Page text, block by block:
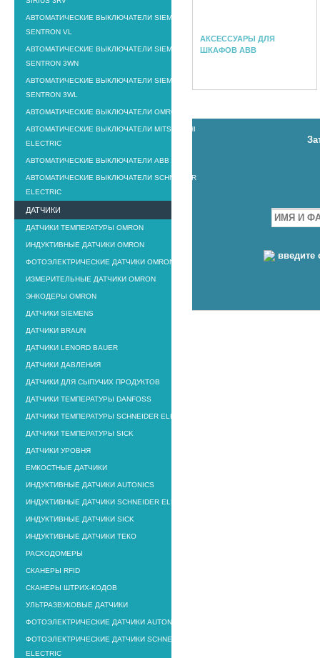
АВТОМАТИЧЕСКИЕ ВЫКЛЮЧАТЕЛИ SIEMENS
SENTRON VL
АВТОМАТИЧЕСКИЕ ВЫКЛЮЧАТЕЛИ SIEMENS
SENTRON 3WN
АВТОМАТИЧЕСКИЕ ВЫКЛЮЧАТЕЛИ SIEMENS
SENTRON 3WL
АВТОМАТИЧЕСКИЕ ВЫКЛЮЧАТЕЛИ OMRON
АВТОМАТИЧЕСКИЕ ВЫКЛЮЧАТЕЛИ MITSUBISHI
ELECTRIC
АВТОМАТИЧЕСКИЕ ВЫКЛЮЧАТЕЛИ ABB
АВТОМАТИЧЕСКИЕ ВЫКЛЮЧАТЕЛИ SCHNEIDER
ELECTRIC
ДАТЧИКИ
ДАТЧИКИ ТЕМПЕРАТУРЫ OMRON
ИНДУКТИВНЫЕ ДАТЧИКИ OMRON
ФОТОЭЛЕКТРИЧЕСКИЕ ДАТЧИКИ OMRON
ИЗМЕРИТЕЛЬНЫЕ ДАТЧИКИ OMRON
ЭНКОДЕРЫ OMRON
ДАТЧИКИ SIEMENS
ДАТЧИКИ BRAUN
ДАТЧИКИ LENORD BAUER
ДАТЧИКИ ДАВЛЕНИЯ
ДАТЧИКИ ДЛЯ СЫПУЧИХ ПРОДУКТОВ
ДАТЧИКИ ТЕМПЕРАТУРЫ DANFOSS
ДАТЧИКИ ТЕМПЕРАТУРЫ SCHNEIDER ELECTRIIC
ДАТЧИКИ ТЕМПЕРАТУРЫ SICK
ДАТЧИКИ УРОВНЯ
ЕМКОСТНЫЕ ДАТЧИКИ
ИНДУКТИВНЫЕ ДАТЧИКИ AUTONICS
ИНДУКТИВНЫЕ ДАТЧИКИ SCHNEIDER ELECTRIC
ИНДУКТИВНЫЕ ДАТЧИКИ SICK
ИНДУКТИВНЫЕ ДАТЧИКИ ТЕКО
РАСХОДОМЕРЫ
СКАНЕРЫ RFID
СКАНЕРЫ ШТРИХ-КОДОВ
УЛЬТРАЗВУКОВЫЕ ДАТЧИКИ
ФОТОЭЛЕКТРИЧЕСКИЕ ДАТЧИКИ AUTONICS
ФОТОЭЛЕКТРИЧЕСКИЕ ДАТЧИКИ SCHNEIDER
ELECTRIC
АКСЕССУАРЫ ДЛЯ
ШКАФОВ ABB